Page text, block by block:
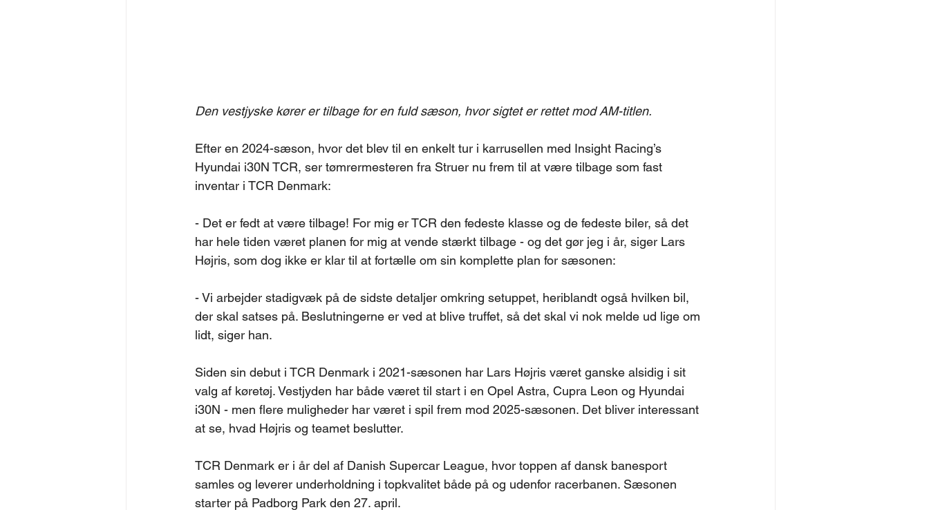
Den vestjyske kører er tilbage for en fuld sæson, hvor sigtet er rettet mod AM-titlen.
Efter en 2024-sæson, hvor det blev til en enkelt tur i karrusellen med Insight Racing’s
Hyundai i30N TCR, ser tømrermesteren fra Struer nu frem til at være tilbage som fast
inventar i TCR Denmark:
- Det er fedt at være tilbage! For mig er TCR den fedeste klasse og de fedeste biler, så det
har hele tiden været planen for mig at vende stærkt tilbage - og det gør jeg i år, siger Lars
Højris, som dog ikke er klar til at fortælle om sin komplette plan for sæsonen:
- Vi arbejder stadigvæk på de sidste detaljer omkring setuppet, heriblandt også hvilken bil,
der skal satses på. Beslutningerne er ved at blive truffet, så det skal vi nok melde ud lige om
lidt, siger han.
Siden sin debut i TCR Denmark i 2021-sæsonen har Lars Højris været ganske alsidig i sit
valg af køretøj. Vestjyden har både været til start i en Opel Astra, Cupra Leon og Hyundai
i30N - men flere muligheder har været i spil frem mod 2025-sæsonen. Det bliver interessant
at se, hvad Højris og teamet beslutter.
TCR Denmark er i år del af Danish Supercar League, hvor toppen af dansk banesport
samles og leverer underholdning i topkvalitet både på og udenfor racerbanen. Sæsonen
starter på Padborg Park den 27. april.